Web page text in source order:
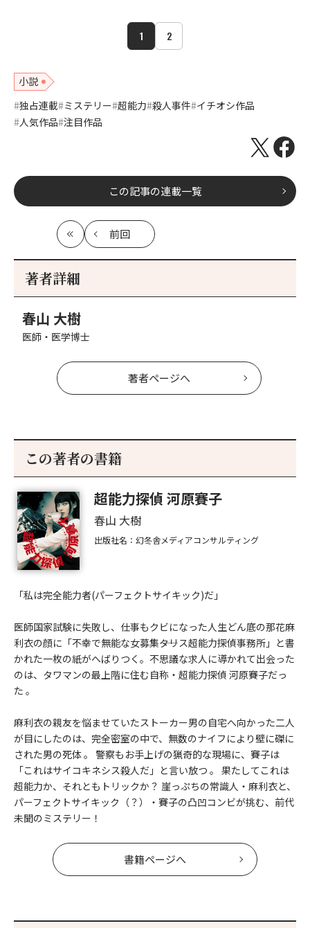
1 2
小説
独占連載 ミステリー 超能力 殺人事件 イチオシ作品
人気作品 注目作品
この記事の連載一覧
最
初
前回
記
著者詳細
春山 大樹
医師・医学博士
著者ページへ
この著者の書籍
超能力探偵 河原賽子
春山 大樹
出版社名：幻冬舎メディアコンサルティング
「私は完全能力者(パーフェクトサイキック)だ」
医師国家試験に失敗し、仕事もクビになった人生どん底の那花麻
利衣の顔に「不幸で無能な女募集――タリス超能力探偵事務所」と書
かれた一枚の紙がへばりつく。不思議な求人に導かれて出会った
のは、タワマンの最上階に住む自称・超能力探偵 河原賽子だっ
た 。
麻利衣の親友を悩ませていたストーカー男の自宅へ向かった二人
が目にしたのは、完全密室の中で、無数のナイフにより壁に磔に
された男の死体 。 警察もお手上げの猟奇的な現場に、賽子は
「これはサイコキネシス殺人だ」と言い放つ 。 果たしてこれは
超能力か、それともトリックか？ 崖っぷちの常識人・麻利衣と、
パーフェクトサイキック（？）・賽子の凸凹コンビが挑む、前代
未聞のミステリー！
書籍ページへ